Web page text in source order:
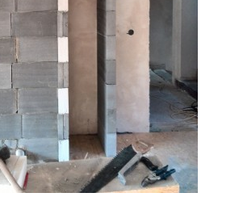
549 46
+420 731561027
zete@zete.cz
Tisk|Aktualizováno: 22. 9. 2023 |Nahoru ↑